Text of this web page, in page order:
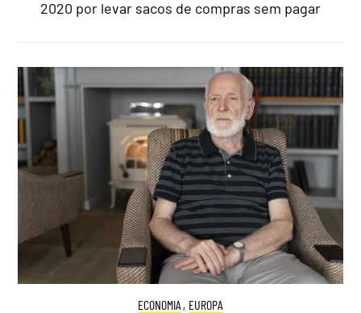
2020 por levar sacos de compras sem pagar
ECONOMIA , EUROPA